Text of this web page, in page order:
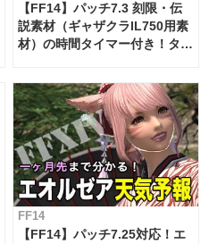
【FF14】パッチ7.3 刻限・伝
説素材（ギャザクラIL750用素
材）の時間タイマー付き！タイ
FF14
【FF14】パッチ7.25対応！エ